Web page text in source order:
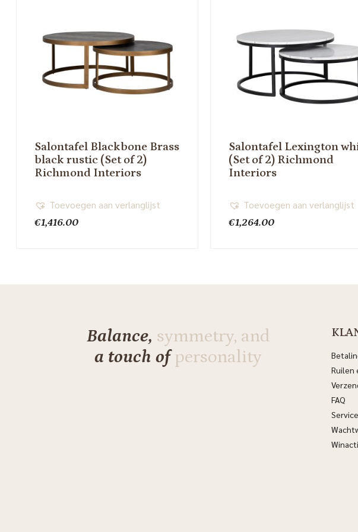
Salontafel Blackbone Brass
black rustic (Set of 2)
Richmond Interiors
€1,416.00
Toevoegen aan verlanglijst
Salontafel Lexington
(Set of 2) Richmond
Interiors
€1,264.00
Toevoegen aan verlanglijst
Balance, symmetry, and
a touch ofpersonality
Ruilen
FAQ